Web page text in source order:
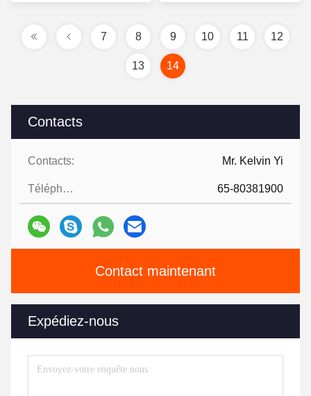
Contacts
Contacts: Mr. Kelvin Yi
Téléphone: 65-80381900
Contact maintenant
Expédiez-nous
7 8 9 10 11 12
13 14